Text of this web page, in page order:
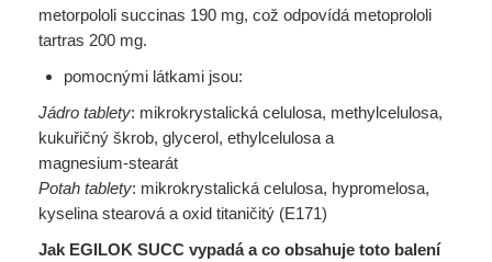
metorpololi succinas 190 mg, což odpovídá metoprololi
tartras 200 mg.
pomocnými látkami jsou:
Jádro tablety: mikrokrystalická celulosa, methylcelulosa,
kukuřičný škrob, glycerol, ethylcelulosa a
magnesium-stearát
Potah tablety: mikrokrystalická celulosa, hypromelosa,
kyselina stearová a oxid titaničitý (E171)
Jak EGILOK SUCC vypadá a co obsahuje toto balení